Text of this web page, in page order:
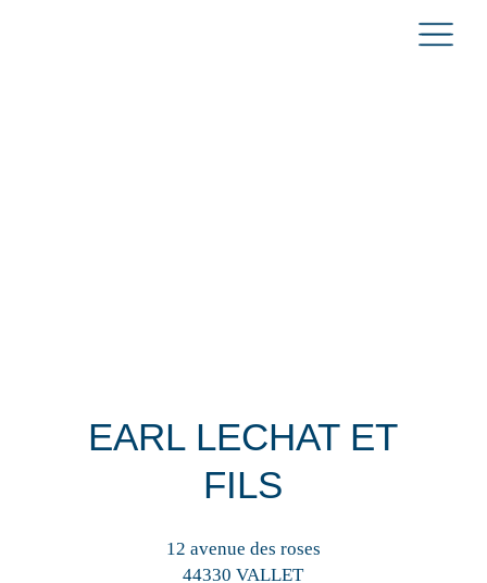
EARL LECHAT ET
FILS
12 avenue des roses
44330 VALLET